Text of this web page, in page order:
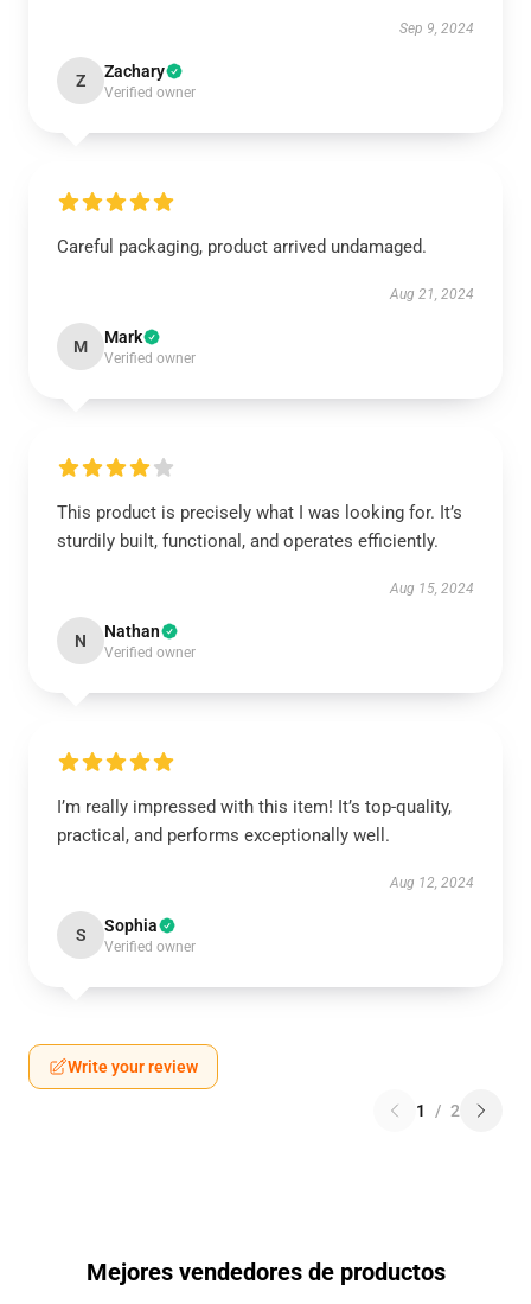
Sep 9, 2024
Z Zachary
Verified owner
Careful packaging, product arrived undamaged.
Aug 21, 2024
M Mark
Verified owner
This product is precisely what I was looking for. It’s
sturdily built, functional, and operates efficiently.
Aug 15, 2024
N Nathan
Verified owner
I’m really impressed with this item! It’s top-quality,
practical, and performs exceptionally well.
Aug 12, 2024
S Sophia
Verified owner
Write your review
1 / 2
Mejores vendedores de productos